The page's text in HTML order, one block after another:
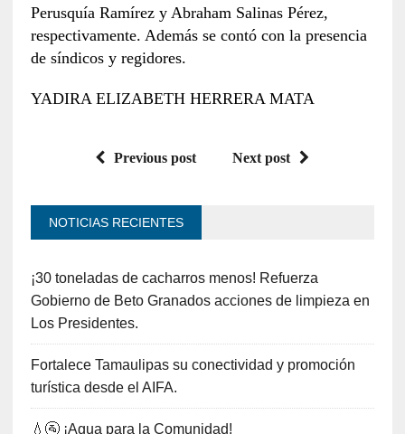
Perusquía Ramírez y Abraham Salinas Pérez,
respectivamente. Además se contó con la presencia
de síndicos y regidores.
YADIRA ELIZABETH HERRERA MATA
Previous post Next post
NOTICIAS RECIENTES
¡30 toneladas de cacharros menos! Refuerza
Gobierno de Beto Granados acciones de limpieza en
Los Presidentes.
Fortalece Tamaulipas su conectividad y promoción
turística desde el AIFA.
💧🚰 ¡Agua para la Comunidad!